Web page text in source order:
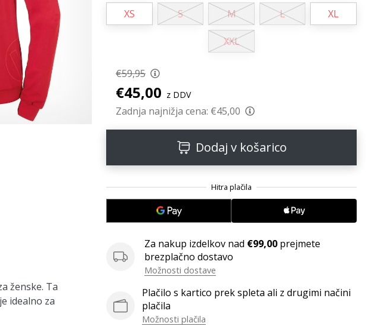
XS S M L XL
XXL
€59,95
€45,00 z DDV
Zadnja najnižja cena: €45,00
Dodaj v košarico
Za nakup izdelkov nad €99,00 prejmete
brezplačno dostavo
Možnosti dostave
Plačilo s kartico prek spleta ali z drugimi načini
plačila
Možnosti plačila
ženske. Ta
idealno za